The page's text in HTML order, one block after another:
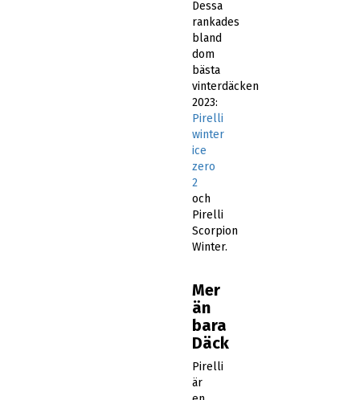
Dessa
rankades
bland
dom
bästa
vinterdäcken
2023:
Pirelli
winter
ice
zero
2
och
Pirelli
Scorpion
Winter.
Mer
än
bara
Däck
Pirelli
är